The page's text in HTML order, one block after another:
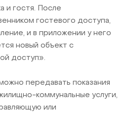
и гостя. После
гостевого доступа,
и в приложении у него
новый объект с
доступ».
передавать показания
коммунальные услуги,
или